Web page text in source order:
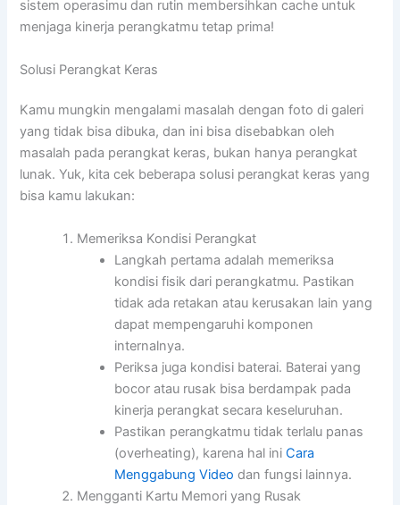
sistem operasimu dan rutin membersihkan cache untuk
menjaga kinerja perangkatmu tetap prima!
Solusi Perangkat Keras
Kamu mungkin mengalami masalah dengan foto di galeri
yang tidak bisa dibuka, dan ini bisa disebabkan oleh
masalah pada perangkat keras, bukan hanya perangkat
lunak. Yuk, kita cek beberapa solusi perangkat keras yang
bisa kamu lakukan:
Memeriksa Kondisi Perangkat
Langkah pertama adalah memeriksa
kondisi fisik dari perangkatmu. Pastikan
tidak ada retakan atau kerusakan lain yang
dapat mempengaruhi komponen
internalnya.
Periksa juga kondisi baterai. Baterai yang
bocor atau rusak bisa berdampak pada
kinerja perangkat secara keseluruhan.
Pastikan perangkatmu tidak terlalu panas
(overheating), karena hal iniCara
Menggabung Video dan fungsi lainnya.
Mengganti Kartu Memori yang Rusak